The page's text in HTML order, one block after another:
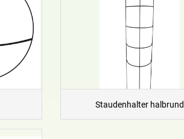
Staudenhalter halbrund